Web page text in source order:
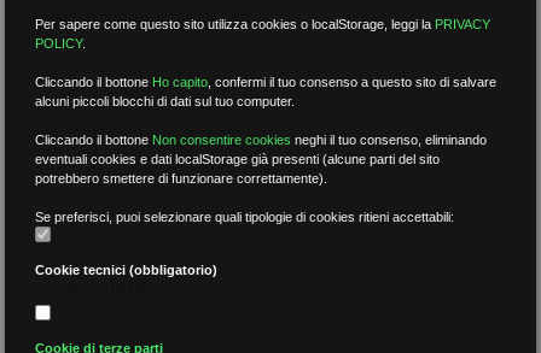
Nessun risultato.Rimuovi filtri
per data
Per sapere come questo sito utilizza cookies o localStorage, leggi la PRIVACY
POLICY.
Cliccando il bottone Ho capito ,confermi il tuo consenso a questo sito di salvare
alcuni piccoli blocchi di dati sul tuo computer.
Cliccando il bottone Non consentire cookies neghi il tuo consenso, eliminando
eventuali cookies e dati localStorage già presenti (alcune parti del sito
potrebbero smettere di funzionare correttamente).
Se preferisci, puoi selezionare quali tipologie di cookies ritieni accettabili:
Cookie tecnici (obbligatorio)
Cookie di terze parti